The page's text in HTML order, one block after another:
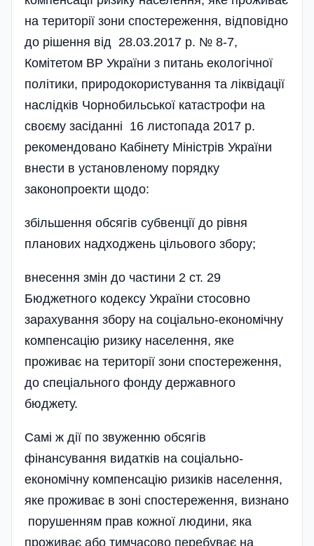
на території зони спостереження, відповідно
до рішення від 28.03.2017 р. № 8-7,
Комітетом ВР України з питань екологічної
полі­тики, природокористування та ліквідації
наслідків Чорнобильської катастрофи на
своєму засіданні 16 листопада 2017 р.
рекомендовано Кабінету Міністрів України
внести в установленому порядку
законопроекти щодо:
збільшення обсягів субвенції до рівня
планових надходжень цільового збору;
внесення змін до частини 2 ст. 29
Бюджетного кодексу України стосовно
зарахування збору на соціал­ьно-економічну
компенсацію ризику населення, яке
проживає на території зони спостереження,
до спеціального фонду державного
бюджету.
Самі ж дії по звуженню обсягів
фінансування видатків на соціально-
економічну компенсацію ризиків населення,
яке проживає в зоні спостереження, визнано
порушенням прав кожної людини, яка
проживає або тимчасово перебуває на